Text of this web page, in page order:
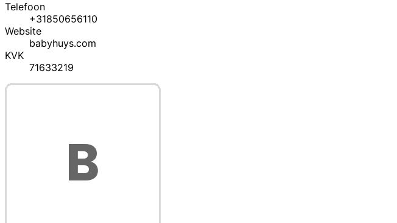
Telefoon
+31850656110
Website
babyhuys.com
KVK
71633219